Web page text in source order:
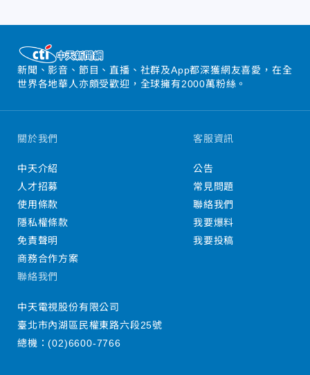
新聞、影音、節目、直播、社群及App都深獲網友喜愛，在全
世界各地華人亦頗受歡迎，全球擁有2000萬粉絲。
關於我們
中天介紹
人才招募
使用條款
隱私權條款
免責聲明
商務合作方案
客服資訊
公告
常見問題
聯絡我們
我要爆料
我要投稿
聯絡我們
中天電視股份有限公司
臺北市內湖區民權東路六段25號
總機：(02)6600-7766